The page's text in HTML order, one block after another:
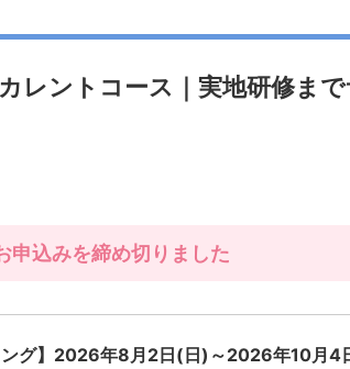
レントコース｜実地研修ま
申込みを締め切りました
ング】2026年8月2日(日)～2026年10月4